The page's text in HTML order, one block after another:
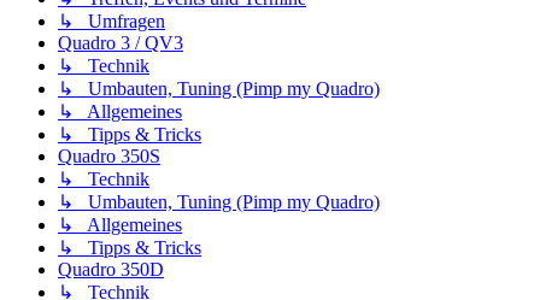
↳ Umfragen
Quadro 3 / QV3
↳ Technik
↳ Umbauten, Tuning (Pimp my Quadro)
↳ Allgemeines
↳ Tipps & Tricks
Quadro 350S
↳ Technik
↳ Umbauten, Tuning (Pimp my Quadro)
↳ Allgemeines
↳ Tipps & Tricks
Quadro 350D
↳ Technik